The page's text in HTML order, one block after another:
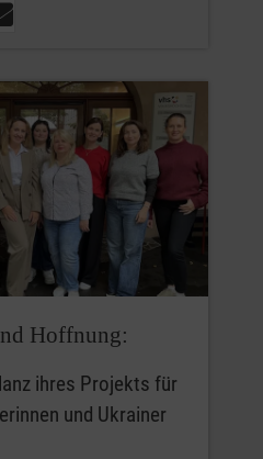
Hoffnung:
ihres Projekts für
und Ukrainer